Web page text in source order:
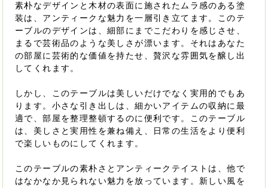
素朴なデザインと木材の表面に施されたムラ感のある塗
装は、アンティークな魅力を一層引き立てます。このテ
ーブルのデザインは、細部にまでこだわりを感じさせ、
まるで芸術品のような美しさが漂います。それはあなた
の部屋に芸術的な価値を持たせ、贅沢な雰囲気を醸し出
してくれます。
しかし、このテーブルは美しいだけでなく実用的でもあ
ります。小さな引き出しは、細かいアイテムの収納に最
適で、部屋を整理整頓するのに便利です。このテーブル
は、美しさと実用性を兼ね備え、日常の生活をより便利
で楽しいものにしてくれます。
このテーブルの素朴さとアンティークテイストは、他で
はなかなか見られない魅力を放っています。新しい風を